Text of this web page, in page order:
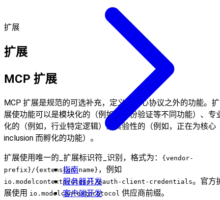
指南
服务器开发
客户端开发
扩展
扩展
MCP 扩展
MCP 扩展是规范的可选补充，定义了核心协议之外的功能。扩
展使功能可以是模块化的（例如，身份验证等不同功能）、专
化的（例如，行业特定逻辑）或实验性的（例如，正在为核心
inclusion 而孵化的功能）。
扩展使用唯一的_扩展标识符_识别，格式为：
{vendor-
prefix}/{extension-name} ，例如
io.modelcontextprotocol/oauth-client-credentials。官方
展使用 io.modelcontextprotocol 供应商前缀。